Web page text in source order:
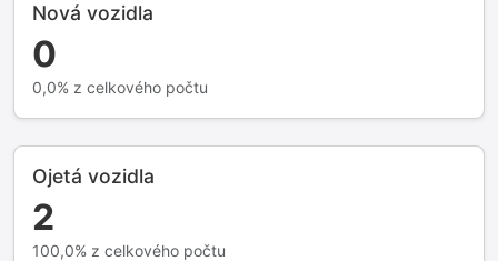
Nová vozidla
0
0,0% z celkového počtu
Ojetá vozidla
2
100,0% z celkového počtu